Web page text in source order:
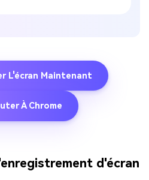
L'écran Maintenant
À Chrome
d'écran